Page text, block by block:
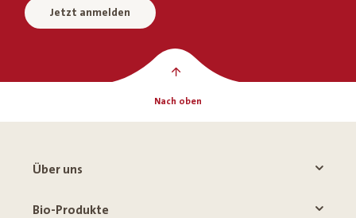
Jetzt anmelden
Nach oben
Über uns
Bio-Produkte